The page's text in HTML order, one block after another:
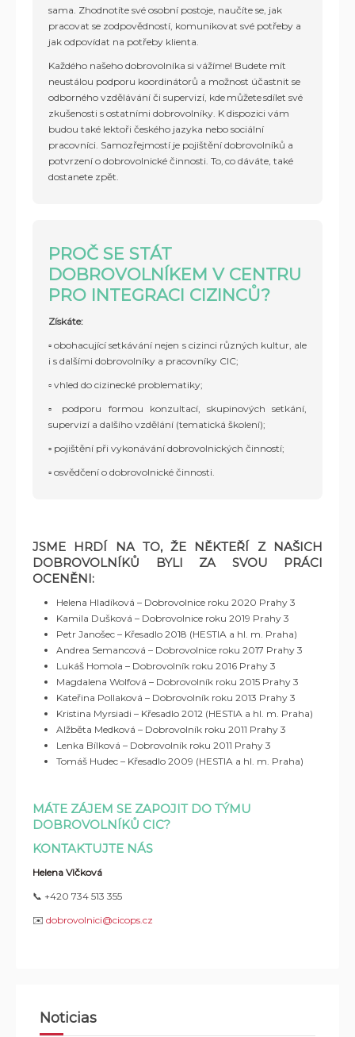
sama. Zhodnotíte své osobní postoje, naučíte se, jak
pracovat se zodpovědností, komunikovat své potřeby a
jak odpovídat na potřeby klienta.
Každého našeho dobrovolníka si vážíme! Budete mít
neustálou podporu koordinátorů a možnost účastnit se
odborného vzdělávání či supervizí, kde můžete sdílet své
zkušenosti s ostatními dobrovolníky. K dispozici vám
budou také lektoři českého jazyka nebo sociální
pracovníci. Samozřejmostí je pojištění dobrovolníků a
potvrzení o dobrovolnické činnosti. To, co dáváte, také
dostanete zpět.
PROČ SE STÁT
DOBROVOLNÍKEM V CENTRU
PRO INTEGRACI CIZINCŮ?
Získáte:
▫️ obohacující setkávání nejen s cizinci různých kultur, ale
i s dalšími dobrovolníky a pracovníky CIC;
▫️ vhled do cizinecké problematiky;
▫️ podporu formou konzultací, skupinových setkání,
supervizí a dalšího vzdělání (tematická školení);
▫️ pojištění při vykonávání dobrovolnických činností;
▫️ osvědčení o dobrovolnické činnosti.
JSME HRDÍ NA TO, ŽE NĚKTEŘÍ Z NAŠICH
DOBROVOLNÍKŮ BYLI ZA SVOU PRÁCI
OCENĚNI:
Helena Hladíková – Dobrovolnice roku 2020 Prahy 3
Kamila Dušková – Dobrovolnice roku 2019 Prahy 3
Petr Janošec – Křesadlo 2018 (HESTIA a hl. m. Praha)
Andrea Semancová – Dobrovolnice roku 2017 Prahy 3
Lukáš Homola – Dobrovolník roku 2016 Prahy 3
Magdalena Wolfová – Dobrovolník roku 2015 Prahy 3
Kateřina Pollaková – Dobrovolník roku 2013 Prahy 3
Kristina Myrsiadi – Křesadlo 2012 (HESTIA a hl. m. Praha)
Alžběta Medková – Dobrovolník roku 2011 Prahy 3
Lenka Bílková – Dobrovolník roku 2011 Prahy 3
Tomáš Hudec – Křesadlo 2009 (HESTIA a hl. m. Praha)
MÁTE ZÁJEM SE ZAPOJIT DO TÝMU
DOBROVOLNÍKŮ CIC?
KONTAKTUJTE NÁS
Helena Vlčková
📞 +420 734 513 355
✉️ dobrovolnici@cicops.cz
Noticias